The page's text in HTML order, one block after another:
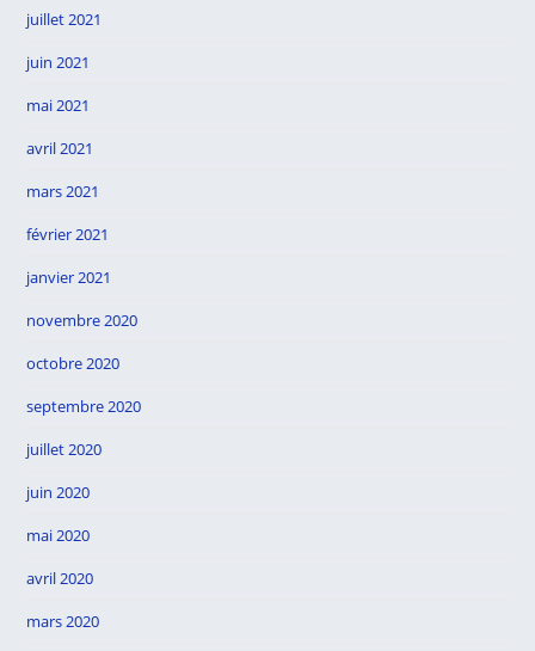
juillet 2021
juin 2021
mai 2021
avril 2021
mars 2021
février 2021
janvier 2021
novembre 2020
octobre 2020
septembre 2020
juillet 2020
juin 2020
mai 2020
avril 2020
mars 2020